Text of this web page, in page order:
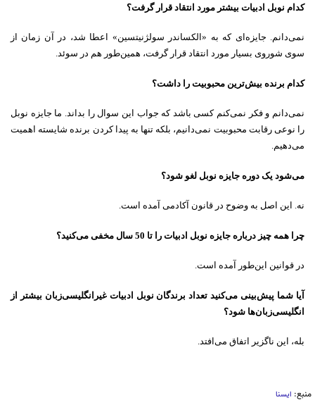
کدام نوبل ادبیات بیشتر مورد انتقاد قرار گرفت؟
نمی‌دانم. جایزه‌ای که به «الکساندر سولژنیتسین» اعطا شد‌، در آن زمان از
سوی شوروی‌ بسیار مورد انتقاد قرار گرفت، همین‌طور هم در سوئد.
کدام برنده بیش‌ترین محبوبیت را داشت؟
نمی‌دانم و فکر نمی‌کنم کسی باشد که جواب این سوال را بداند. ما جایزه نوبل
را نوعی رقابت محبوبیت نمی‌دانیم، بلکه تنها به پیدا کردن برنده شایسته اهمیت
می‌دهیم.
می‌شود یک دوره جایزه نوبل لغو شود؟
نه. این اصل به وضوح در قانون آکادمی آمده است.
چرا همه چیز درباره جایزه نوبل ادبیات را تا 50 سال مخفی می‌کنید؟
در قوانین این‌طور آمده است.
آیا شما پیش‌بینی می‌کنید تعداد برندگان نوبل ادبیات غیرانگلیسی‌زبان بیشتر از
انگلیسی‌زبان‌ها شود؟
بله، این ناگزیر اتفاق می‌افتد.
منبع: ایسنا